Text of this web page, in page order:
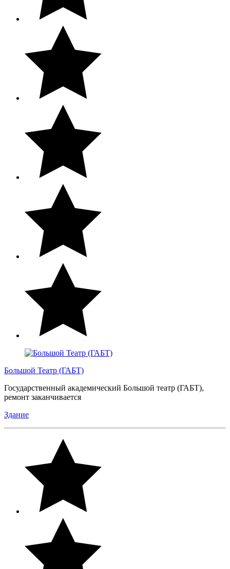
Большой Театр (ГАБТ)
Государственный академический Большой театр (ГАБТ),
ремонт заканчивается
Здание